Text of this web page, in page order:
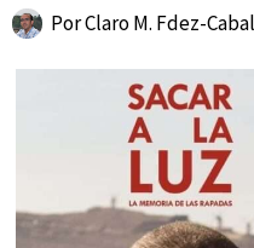
PorClaro M. Fdez-